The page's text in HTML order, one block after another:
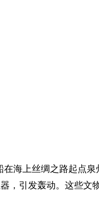
海上丝绸之路起点
，引发轰动。这些文